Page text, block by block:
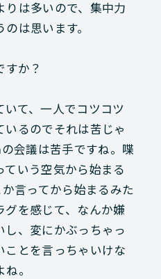
りは多いので、集中力
は思います。
すか？
て、一人でコツコツ
るのでそれは苦じゃ
会議は苦手ですね。喋
いう空気から始まる
言ってから始まるみた
グを感じて、なんか嫌
、変にかぶっちゃっ
ことを言っちゃいけな
。